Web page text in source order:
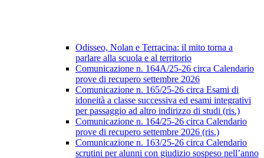
Odisseo, Nolan e Terracina: il mito torna a
parlare alla scuola e al territorio
Comunicazione n. 164A/25-26 circa Calendario
prove di recupero settembre 2026
Comunicazione n. 165/25-26 circa Esami di
idoneità a classe successiva ed esami integrativi
per passaggio ad altro indirizzo di studi (ris.)
Comunicazione n. 164/25-26 circa Calendario
prove di recupero settembre 2026 (ris.)
Comunicazione n. 163/25-26 circa Calendario
scrutini per alunni con giudizio sospeso nell’anno